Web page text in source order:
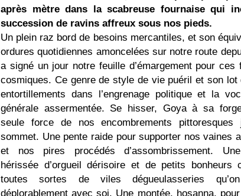
après mètre dans la scabreuse fournaise qui
succession de ravins affreux sous nos pieds.
Un plein raz bord de besoins mercantiles, et son
ordures quotidiennes amoncelées sur notre route
a signé un jour notre feuille d’émargement pour ces
cosmiques. Ce genre de style de vie puéril et son lot
entortillements dans l’engrenage politique et la
générale assermentée. Se hisser, Goya à sa
seule force de nos encombrements pittoresques
sommet. Une pente raide pour supporter nos vaines
et nos pires procédés d’assombrissement.
hérissée d’orgueil dérisoire et de petits bonheurs
toutes sortes de viles dégueulasseries
déplorablement avec soi. Une montée, hosanna,